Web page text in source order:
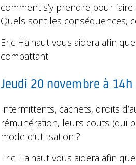
comment s’y prendre pour
Quels sont les conséquences,
Eric Hainaut vous aidera afin
combattant.
Jeudi 20 novembre à
Intermittents, cachets, droits
rémunération, leurs couts (qui
mode d’utilisation ?
Eric Hainaut vous aidera afin